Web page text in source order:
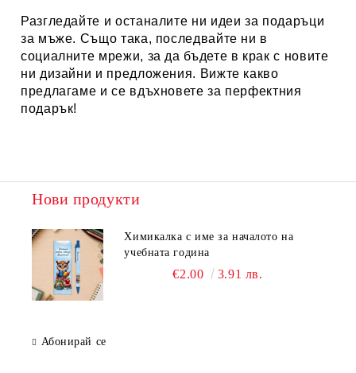
Разгледайте и останалите ни идеи за подаръци
за мъже. Също така, последвайте ни в
социалните мрежи, за да бъдете в крак с новите
ни дизайни и предложения. Вижте какво
предлагаме и се вдъхновете за перфектния
подарък!
Нови продукти
Химикалка с име за началото на
учебната година
€2.00 3.91 лв.
Абонирай се